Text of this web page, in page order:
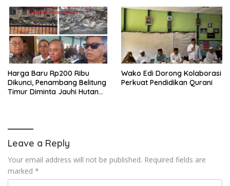
Harga Baru Rp200 Ribu
Dikunci, Penambang Belitung
Timur Diminta Jauhi Hutan
Wako Edi Dorong Kolaborasi
Perkuat Pendidikan Qurani
Leave a Reply
Your email address will not be published. Required fields are
marked *